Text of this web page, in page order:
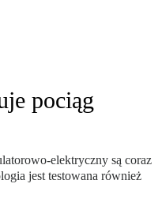
pociąg
elektryczny są coraz
jest testowana również